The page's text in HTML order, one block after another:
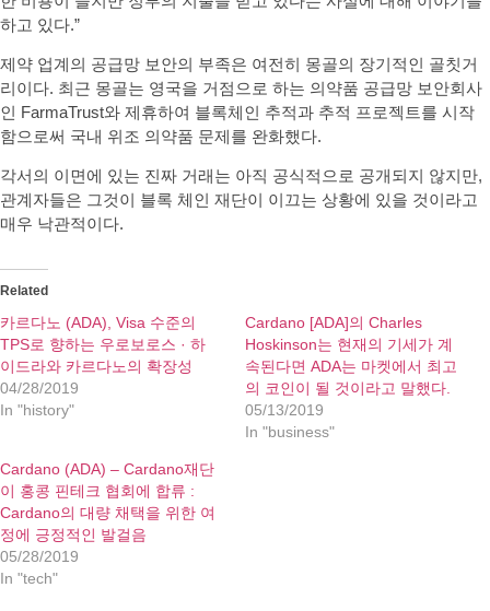
하고 있다.”
제약 업계의 공급망 보안의 부족은 여전히 ​​몽골의 장기적인 골칫거
리이다. 최근 몽골는 영국을 거점으로 하는 의약품 공급망 보안회사
인 FarmaTrust와 제휴하여 블록체인 추적과 추적 프로젝트를 시작
함으로써 국내 위조 의약품 문제를 완화했다.
각서의 이면에 있는 진짜 거래는 아직 공식적으로 공개되지 않지만,
관계자들은 그것이 블록 체인 재단이 이끄는 상황에 있을 것이라고
매우 낙관적이다.
Related
카르다노 (ADA), Visa 수준의
TPS로 향하는 우로보로스 · 하
이드라와 카르다노의 확장성
04/28/2019
In "history"
Cardano [ADA]의 Charles
Hoskinson는 현재의 기세가 계
속된다면 ADA는 마켓에서 최고
의 코인이 될 것이라고 말했다.
05/13/2019
In "business"
Cardano (ADA) – Cardano재단
이 홍콩 핀테크 협회에 합류 :
Cardano의 대량 채택을 위한 여
정에 긍정적인 발걸음
05/28/2019
In "tech"